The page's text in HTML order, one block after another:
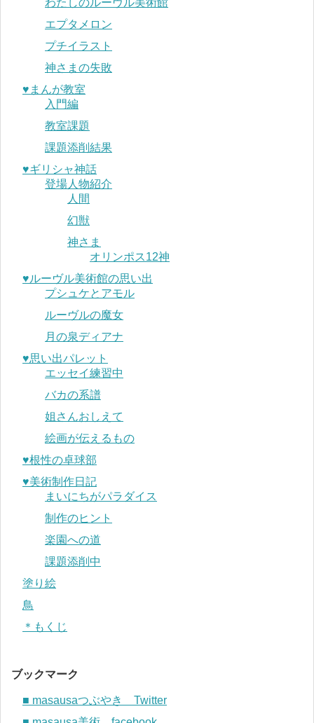
わたしのルーヴル美術館
エプタメロン
プチイラスト
神さまの失敗
♥︎まんが教室
入門編
教室課題
課題添削結果
♥︎ギリシャ神話
登場人物紹介
人間
幻獣
神さま
オリンポス12神
♥︎ルーヴル美術館の思い出
プシュケとアモル
ルーヴルの魔女
月の泉ディアナ
♥︎思い出パレット
エッセイ練習中
バカの系譜
姐さんおしえて
絵画が伝えるもの
♥︎根性の卓球部
♥︎美術制作日記
まいにちがパラダイス
制作のヒント
楽園への道
課題添削中
塗り絵
鳥
＊もくじ
ブックマーク
■ masausaつぶやき Twitter